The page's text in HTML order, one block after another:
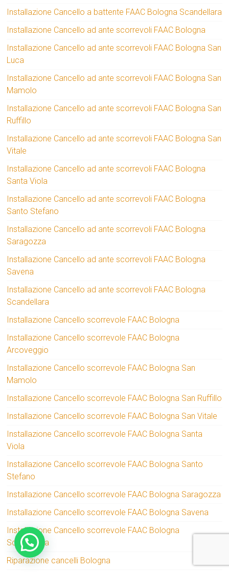
Installazione Cancello a battente FAAC Bologna Scandellara
Installazione Cancello ad ante scorrevoli FAAC Bologna
Installazione Cancello ad ante scorrevoli FAAC Bologna San
Luca
Installazione Cancello ad ante scorrevoli FAAC Bologna San
Mamolo
Installazione Cancello ad ante scorrevoli FAAC Bologna San
Ruffillo
Installazione Cancello ad ante scorrevoli FAAC Bologna San
Vitale
Installazione Cancello ad ante scorrevoli FAAC Bologna
Santa Viola
Installazione Cancello ad ante scorrevoli FAAC Bologna
Santo Stefano
Installazione Cancello ad ante scorrevoli FAAC Bologna
Saragozza
Installazione Cancello ad ante scorrevoli FAAC Bologna
Savena
Installazione Cancello ad ante scorrevoli FAAC Bologna
Scandellara
Installazione Cancello scorrevole FAAC Bologna
Installazione Cancello scorrevole FAAC Bologna
Arcoveggio
Installazione Cancello scorrevole FAAC Bologna San
Mamolo
Installazione Cancello scorrevole FAAC Bologna San Ruffillo
Installazione Cancello scorrevole FAAC Bologna San Vitale
Installazione Cancello scorrevole FAAC Bologna Santa
Viola
Installazione Cancello scorrevole FAAC Bologna Santo
Stefano
Installazione Cancello scorrevole FAAC Bologna Saragozza
Installazione Cancello scorrevole FAAC Bologna Savena
Installazione Cancello scorrevole FAAC Bologna
Scandellara
Riparazione cancelli Bologna